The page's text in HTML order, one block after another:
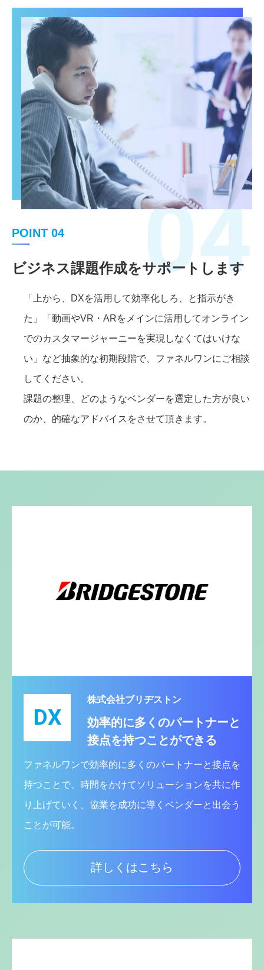
POINT 04
ビジネス課題作成をサポートします
04
「上から、DXを活用して効率化しろ、と指示がき
た」「動画やVR・ARをメインに活用してオンライン
でのカスタマージャーニーを実現しなくてはいけな
い」など抽象的な初期段階で、ファネルワンにご相談
してください。
課題の整理、どのようなベンダーを選定した方が良い
のか、的確なアドバイスをさせて頂きます。
DX
株式会社ブリヂストン
効率的に多くのパートナーと
接点を持つことができる
ファネルワンで効率的に多くのパートナーと接点を
持つことで、時間をかけてソリューションを共に作
り上げていく、協業を成功に導くベンダーと出会う
ことが可能。
詳しくはこちら